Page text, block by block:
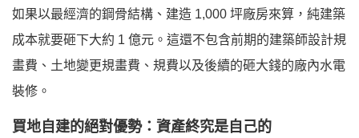
如果以最經濟的鋼骨結構、建造 1,000 坪廠房來算，純建築
成本就要砸下大約 1 億元 。這還不包含前期的建築師設計規
畫費、土地變更規畫費、規費以及後續的砸大錢的廠內水電
裝修。
買地自建的絕對優勢：資產終究是自己的